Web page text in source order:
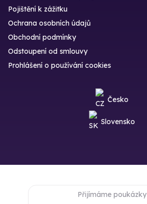
Pojištění k zážitku
Ochrana osobních údajů
Obchodní podmínky
Odstoupení od smlouvy
Prohlášení o používání cookies
Česko
Slovensko
Přijímáme poukázky